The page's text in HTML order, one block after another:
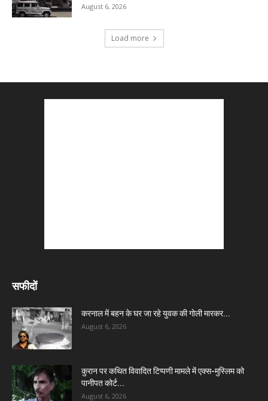
August 6, 2026
Load more
सफीदों
करनाल में बहन के घर जा रहे युवक की गोली मारकर...
August 6, 2026
कुरान पर कथित विवादित टिप्पणी मामले में एक्स-मुस्लिम को
पानीपत कोर्ट...
August 6, 2026